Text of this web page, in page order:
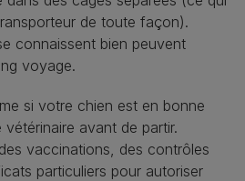
de toute façon).
connaissent bien peuvent
voyage.
si votre chien est en bonne
avant de partir.
vaccinations, des contrôles
particuliers pour autoriser